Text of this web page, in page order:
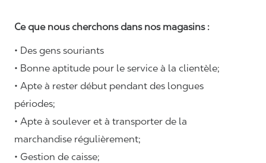
Ce que nous cherchons dans nos magasins :
• Des gens souriants
• Bonne aptitude pour le service à la clientèle;
• Apte à rester début pendant des longues
périodes;
• Apte à soulever et à transporter de la
marchandise régulièrement;
• Gestion de caisse;